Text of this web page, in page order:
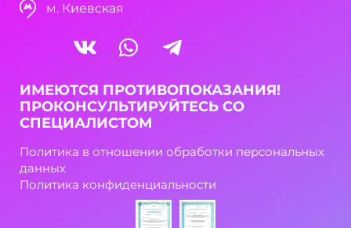
м. Киевская
ИМЕЮТСЯ ПРОТИВОПОКАЗАНИЯ!
ПРОКОНСУЛЬТИРУЙТЕСЬ СО
СПЕЦИАЛИСТОМ
Политика в отношении обработки персональных
данных
Политика конфиденциальности